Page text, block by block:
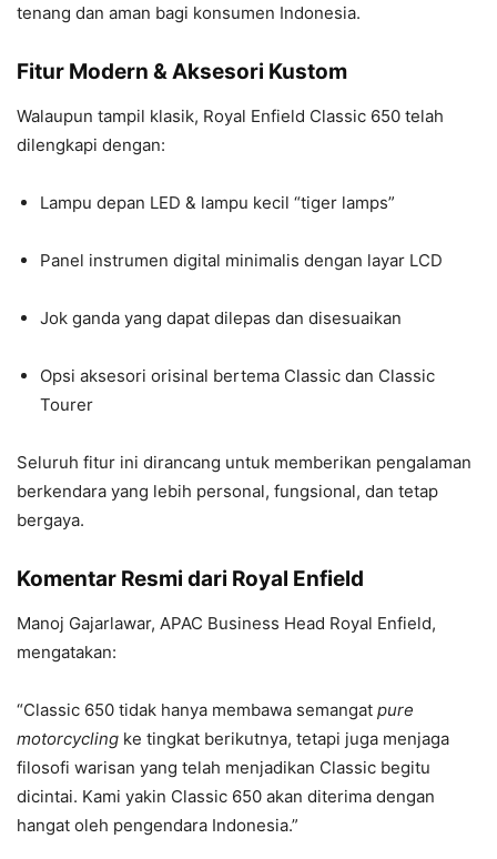
tenang dan aman bagi konsumen Indonesia.
Fitur Modern & Aksesori Kustom
Walaupun tampil klasik, Royal Enfield Classic 650 telah
dilengkapi dengan:
Lampu depan LED & lampu kecil “tiger lamps”
Panel instrumen digital minimalis dengan layar LCD
Jok ganda yang dapat dilepas dan disesuaikan
Opsi aksesori orisinal bertema Classic dan Classic
Tourer
Seluruh fitur ini dirancang untuk memberikan pengalaman
berkendara yang lebih personal, fungsional, dan tetap
bergaya.
Komentar Resmi dari Royal Enfield
Manoj Gajarlawar, APAC Business Head Royal Enfield,
mengatakan:
“Classic 650 tidak hanya membawa semangat pure
motorcycling ke tingkat berikutnya, tetapi juga menjaga
filosofi warisan yang telah menjadikan Classic begitu
dicintai. Kami yakin Classic 650 akan diterima dengan
hangat oleh pengendara Indonesia.”